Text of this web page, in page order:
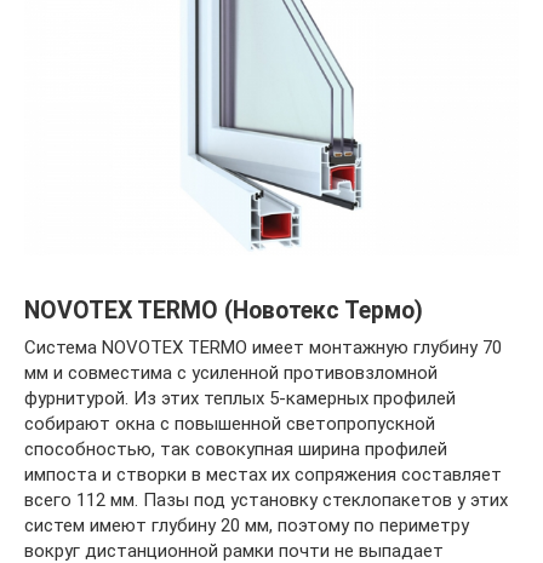
NOVOTEX TERMO (Новотекс Термо)
Система NOVOTEX TERMO имеет монтажную глубину 70
мм и совместима с усиленной противовзломной
фурнитурой. Из этих теплых 5-камерных профилей
собирают окна с повышенной светопропускной
способностью, так совокупная ширина профилей
импоста и створки в местах их сопряжения составляет
всего 112 мм. Пазы под установку стеклопакетов у этих
систем имеют глубину 20 мм, поэтому по периметру
вокруг дистанционной рамки почти не выпадает